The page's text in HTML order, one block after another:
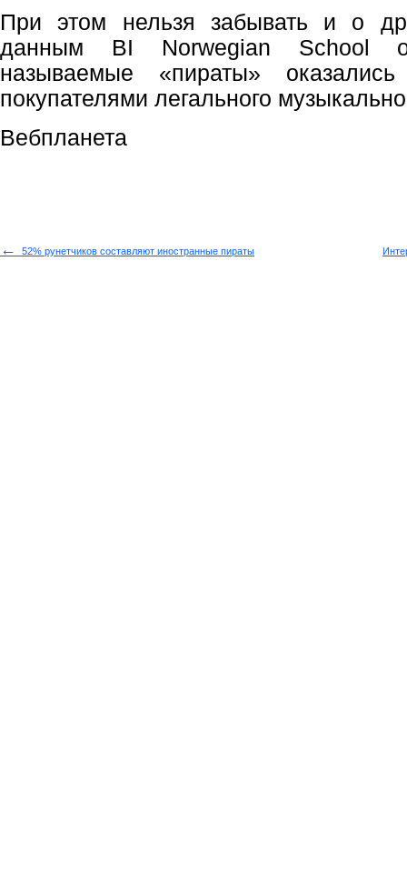
При этом нельзя забывать и о
данным BI Norwegian School
называемые «пираты»
покупателями легального
Вебпланета
← 52% рунетчиков составляют иностранные пираты